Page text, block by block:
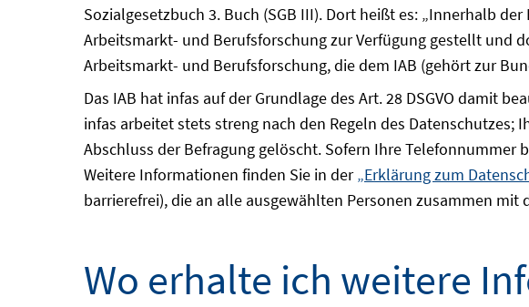
Sozialgesetzbuch 3. Buch (SGB III). Dort heißt es: „Innerhalb
Arbeitsmarkt- und Berufsforschung zur Verfügung gestellt und
Arbeitsmarkt- und Berufsforschung, die dem IAB (gehört zur
Das IAB hat infas auf der Grundlage des Art. 28 DSGVO damit
infas arbeitet stets streng nach den Regeln des
Abschluss der Befragung gelöscht. Sofern Ihre
Weitere Informationen finden Sie in der„Erklärung zum
barrierefrei), die an alle ausgewählten Personen zusammen mit
Wo erhalte ich weitere